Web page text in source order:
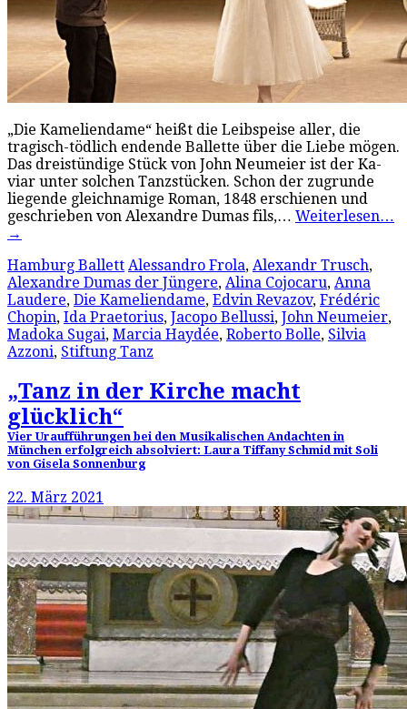
„Die Kameliendame“ heißt die Leibspeise aller, die
tragisch-tödlich endende Ballette über die Liebe mögen.
Das dreistündige Stück von John Neumeier ist der Ka­
viar unter solchen Tanzstücken. Schon der zugrunde
liegende gleichnamige Roman, 1848 erschienen und
geschrieben von Alexandre Dumas fils,… Weiterlesen…
→
Hamburg Ballett Alessandro Frola, Alexandr Trusch,
Alexandre Dumas der Jüngere, Alina Cojocaru, Anna
Laudere, Die Kameliendame, Edvin Revazov, Frédéric
Chopin, Ida Praetorius, Jacopo Bellussi, John Neumeier,
Madoka Sugai, Marcia Haydée, Roberto Bolle, Silvia
Azzoni, Stiftung Tanz
„Tanz in der Kirche macht
glücklich“
Vier Uraufführungen bei den Musikalischen Andachten in
München erfolgreich absolviert: Laura Tiffany Schmid mit Soli
von Gisela Sonnenburg
22. März 2021